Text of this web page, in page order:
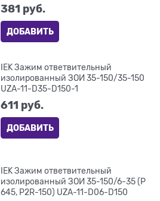
381 руб.
ДОБАВИТЬ
IEK Зажим ответвительный
изолированный ЗОИ 35-150/35-150
UZA-11-D35-D150-1
611 руб.
ДОБАВИТЬ
IEK Зажим ответвительный
изолированный ЗОИ 35-150/6-35 (P
645, P2R-150) UZA-11-D06-D150